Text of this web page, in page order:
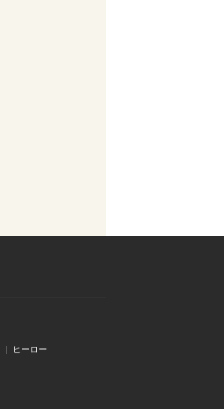
ヒーロー